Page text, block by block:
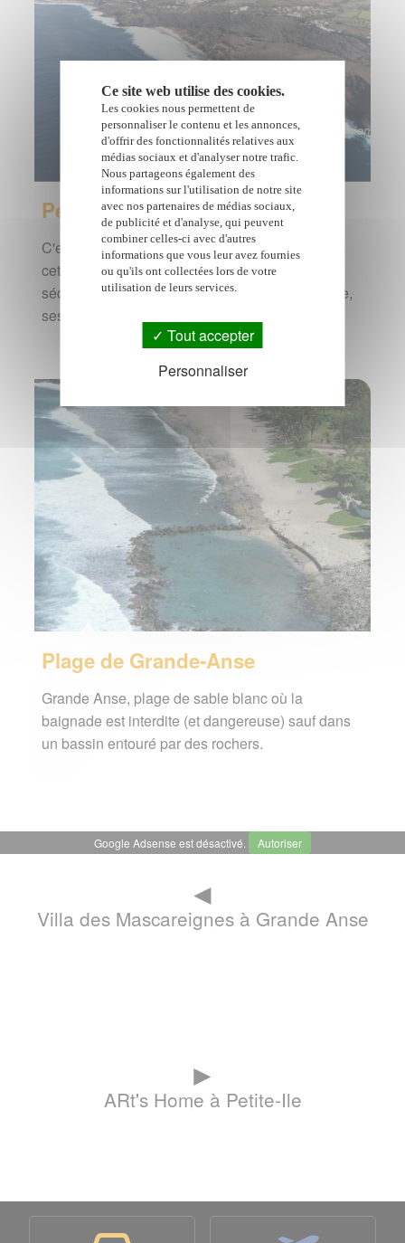
Petite-Ile
C'est une vraie petite île qui a donné son nom à
cette commune plutôt discrète mais qui sait
séduire notamment avec le site de Grande Anse,
ses Hauts…
Plage de Grande-Anse
Grande Anse, plage de sable blanc où la
baignade est interdite (et dangereuse) sauf dans
un bassin entouré par des rochers.
Google Adsense est désactivé. Autoriser
◄
Villa des Mascareignes à Grande Anse
►
ARt's Home à Petite-Ile
Ce site web utilise des cookies.
Les cookies nous permettent de
personnaliser le contenu et les annonces,
d'offrir des fonctionnalités relatives aux
médias sociaux et d'analyser notre trafic.
Nous partageons également des
informations sur l'utilisation de notre site
avec nos partenaires de médias sociaux,
de publicité et d'analyse, qui peuvent
combiner celles-ci avec d'autres
informations que vous leur avez fournies
ou qu'ils ont collectées lors de votre
utilisation de leurs services.
Tout accepter
Personnaliser